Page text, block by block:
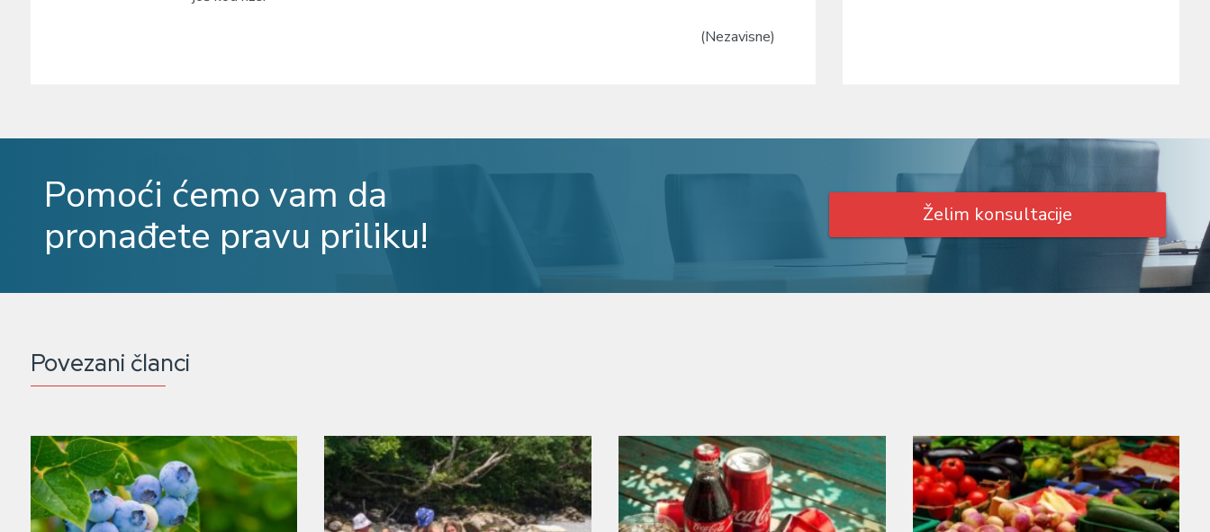
(Nezavisne)
Pomoći ćemo vam da
pronađete pravu priliku!
Želim konsultacije
Povezani članci